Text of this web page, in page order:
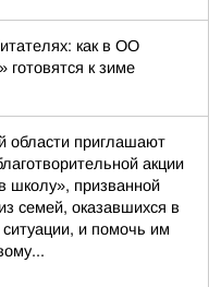
как в ОО
к зиме
области приглашают
акции
школу», призванной
семей, оказавшихся в
и помочь им